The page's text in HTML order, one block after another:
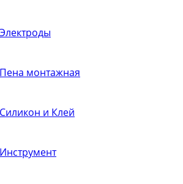
Электроды
Пена монтажная
Силикон и Клей
Инструмент